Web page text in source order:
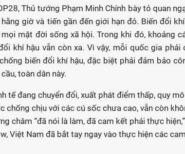
Thủ tướng Phạm Minh Chính bày tỏ quan
giờ và tiến gần đến giới hạn đỏ. Biến đổi
mặt đời sống xã hội. Trong khi đó, khoảng
khí hậu vẫn còn xa. Vì vậy, mỗi quốc gia phải
biến đổi khí hậu, đặc biệt phải đảm bảo
toàn dân này.
tế đang chuyển đổi, xuất phát điểm thấp, quy
chống chịu với các cú sốc chưa cao, vẫn còn
châm “đã nói là làm, đã cam kết phải thực
Việt Nam đã bắt tay ngay vào thực hiện các